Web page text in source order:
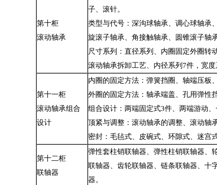
第十柜
滚动轴承
子、滚针。
类型与代号：深沟球轴承、调心球轴承
旋滚子轴承、角接触轴承、圆锥滚子轴
尺寸系列：直径系列、内圈固定外圈转
滚动轴承拆卸工艺、内径系列7件，宽
第十一柜
滚动轴承组合
设计
内圈的固定方法：弹簧挡圈、轴端压板
外圈的固定方法：轴承端盖、孔用弹性
组合设计：两端固定式3件、两端游动
顶紧与调整：滚动轴承的调整、滚动轴
密封：毛毡式、皮碗式、环隙式、迷宫
第十二柜
联轴器
弹性套柱销联轴器、弹性柱销联轴器、
联轴器、齿轮联轴器、链条联轴器、十
器。